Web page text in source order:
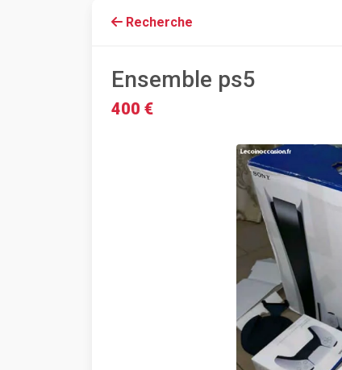
Recherche
Ensemble ps5
400 €